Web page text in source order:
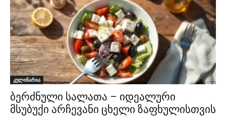
კულინარია
ბერძნული სალათა – იდეალური
მსუბუქი არჩევანი ცხელი ზაფხულისთვის